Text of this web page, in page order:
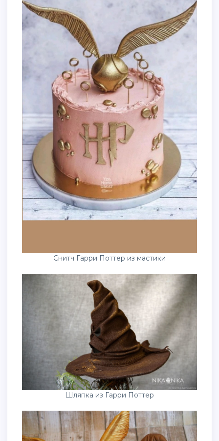
Снитч Гарри Поттер из мастики
Шляпка из Гарри Поттер